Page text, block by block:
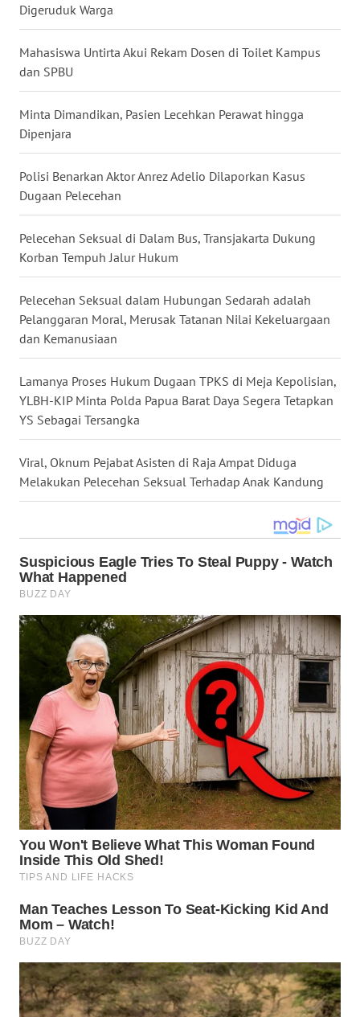
Digeruduk Warga
Mahasiswa Untirta Akui Rekam Dosen di Toilet Kampus
dan SPBU
Minta Dimandikan, Pasien Lecehkan Perawat hingga
Dipenjara
Polisi Benarkan Aktor Anrez Adelio Dilaporkan Kasus
Dugaan Pelecehan
Pelecehan Seksual di Dalam Bus, Transjakarta Dukung
Korban Tempuh Jalur Hukum
Pelecehan Seksual dalam Hubungan Sedarah adalah
Pelanggaran Moral, Merusak Tatanan Nilai Kekeluargaan
dan Kemanusiaan
Lamanya Proses Hukum Dugaan TPKS di Meja Kepolisian,
YLBH-KIP Minta Polda Papua Barat Daya Segera Tetapkan
YS Sebagai Tersangka
Viral, Oknum Pejabat Asisten di Raja Ampat Diduga
Melakukan Pelecehan Seksual Terhadap Anak Kandung
WN
KALTENG
KALTARA
KALSEL
KALTIM
WN
SULSEL
WN
GORONTALO
WN
SULUT
MALUKU
WN
MALUT
WN
DAIRI
WN
DANAU
TOBA
WN
NIAS
LANGKAT
TAPANULI
SELATAN
WN
TANJUNG
LESUNG